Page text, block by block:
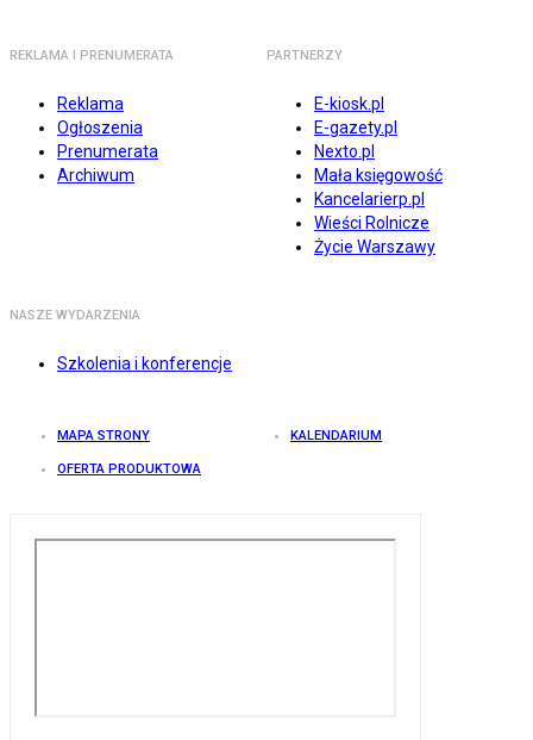
REKLAMA I PRENUMERATA
Reklama
Ogłoszenia
Prenumerata
Archiwum
PARTNERZY
E-kiosk.pl
E-gazety.pl
Nexto.pl
Mała księgowość
Kancelarierp.pl
Wieści Rolnicze
Życie Warszawy
NASZE WYDARZENIA
Szkolenia i konferencje
MAPA STRONY KALENDARIUM
OFERTA PRODUKTOWA